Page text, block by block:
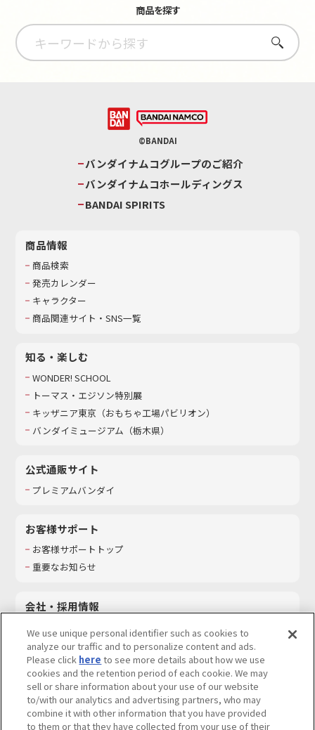
商品を探す
さがす
©BANDAI
バンダイナムコグループのご紹介
バンダイナムコホールディングス
BANDAI SPIRITS
商品情報
商品検索
発売カレンダー
キャラクター
商品関連サイト・SNS一覧
知る・楽しむ
WONDER! SCHOOL
トーマス・エジソン特別展
キッザニア東京（おもちゃ工場パビリオン）​
バンダイミュージアム（栃木県）
公式通販サイト
プレミアムバンダイ
お客様サポート
お客様サポートトップ
重要なお知らせ
会社・採用情報
採用情報
サステナビリティ
お問い合わせ
We use unique personal identifier such as cookies to
analyze our traffic and to personalize content and ads.
Please click here to see more details about how we use
cookies and the retention period of each cookie. We may
sell or share information about your use of our website
to/with our analytics and advertising partners, who may
combine it with other information that you have provided
to them or that they have collected from your use of their